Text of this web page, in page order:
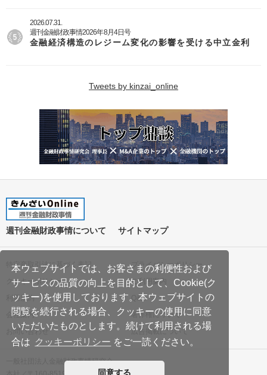
本ウェブサイトでは、お客さまの利便性および
サービスの品質の向上を目的として、Cookie(ク
ッキー)を使用しております。本ウェブサイトの
閲覧を続行される場合、クッキーの使用に同意
いただいたものとします。続けて利用される場
合は クッキーポリシー をご一読ください。
同意する
2026.07.31.
週刊金融財政事情2026年8月4日号
金融経済構造のレジーム変化の影響を受ける中立金利
Tweets by kinzai_online
週刊金融財政事情について サイトマップ
特定商取引法に基づく表記
プライバシーポリシー
クッキーポリシー
ご利用案内
利用規約
Q&A
会社案内
著作権について
お問い合わせ
広告掲載について
一般社団法人金融財政事情研究会